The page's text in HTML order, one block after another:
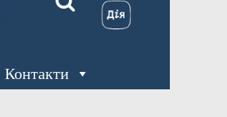
Контакти